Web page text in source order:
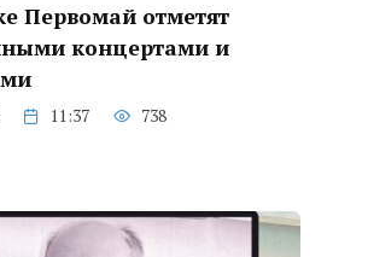
Первомай отметят
концертами и
11:37 738